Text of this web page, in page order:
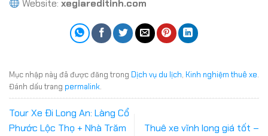
Website:xegiareditinh.com
Mục nhập này đã được đăng trong Dịch vụ du lịch, Kinh nghiệm thuê xe.
Đánh dấu trang permalink.
Tour Xe Đi Long An: Làng Cổ
Phước Lộc Thọ + Nhà Trăm
Thuê xe vĩnh long giá tốt –